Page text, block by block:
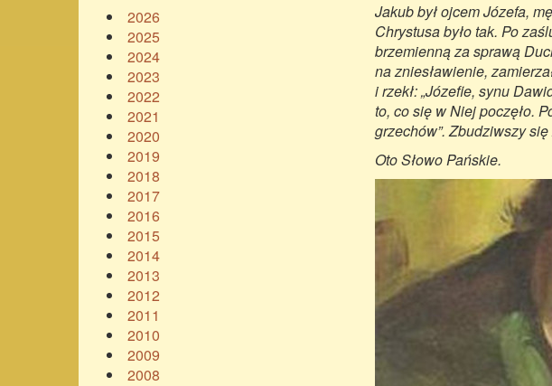
Jakub był ojcem Józefa,
Chrystusa było tak. Po
brzemienną za sprawą
na zniesławienie,
i rzekł: „Józefie, synu
to, co się w Niej poczęło.
grzechów”. Zbudziwszy
Oto Słowo Pańskie.
2026
2025
2024
2023
2022
2021
2020
2019
2018
2017
2016
2015
2014
2013
2012
2011
2010
2009
2008